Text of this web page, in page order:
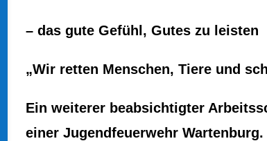
– das gute Gefühl, Gutes zu leisten
„Wir retten Menschen, Tiere und
Ein weiterer beabsichtigter
einer Jugendfeuerwehr